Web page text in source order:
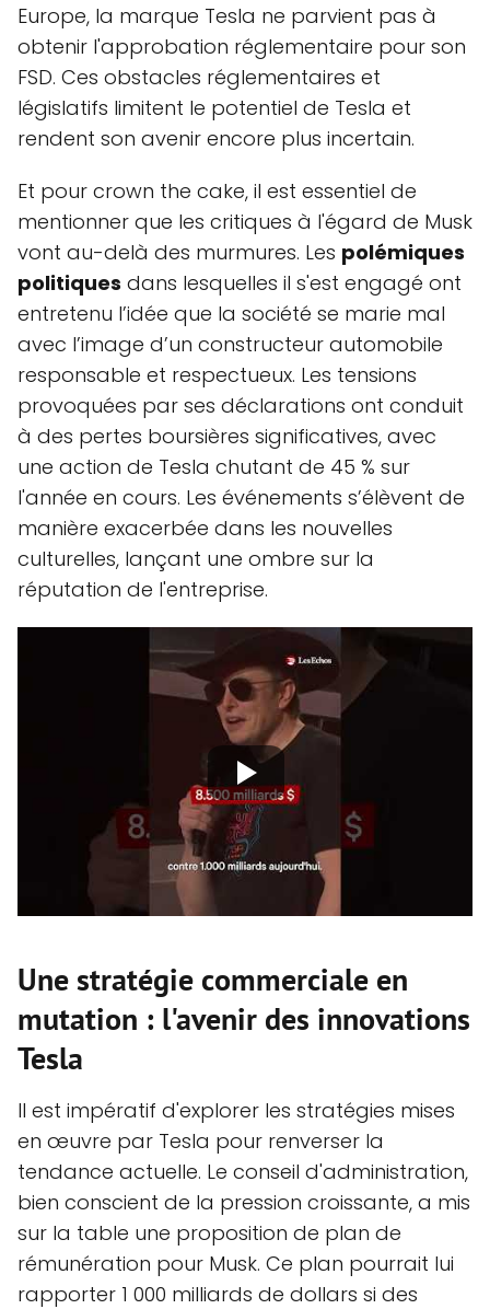
Europe, la marque Tesla ne parvient pas à
obtenir l'approbation réglementaire pour son
FSD. Ces obstacles réglementaires et
législatifs limitent le potentiel de Tesla et
rendent son avenir encore plus incertain.
Et pour crown the cake, il est essentiel de
mentionner que les critiques à l'égard de Musk
vont au-delà des murmures. Les polémiques
politiques dans lesquelles il s'est engagé ont
entretenu l’idée que la société se marie mal
avec l’image d’un constructeur automobile
responsable et respectueux. Les tensions
provoquées par ses déclarations ont conduit
à des pertes boursières significatives, avec
une action de Tesla chutant de 45 % sur
l'année en cours. Les événements s’élèvent de
manière exacerbée dans les nouvelles
culturelles, lançant une ombre sur la
réputation de l'entreprise.
Une stratégie commerciale en
mutation : l'avenir des innovations
Tesla
Il est impératif d'explorer les stratégies mises
en œuvre par Tesla pour renverser la
tendance actuelle. Le conseil d'administration,
bien conscient de la pression croissante, a mis
sur la table une proposition de plan de
rémunération pour Musk. Ce plan pourrait lui
rapporter 1 000 milliards de dollars si des